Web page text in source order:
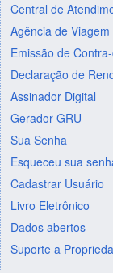
Central de
Agência de Viagem
Emissão de
Declaração de
Assinador Digital
Gerador GRU
Sua Senha
Esqueceu sua
Cadastrar Usuário
Livro Eletrônico
Dados abertos
Suporte a